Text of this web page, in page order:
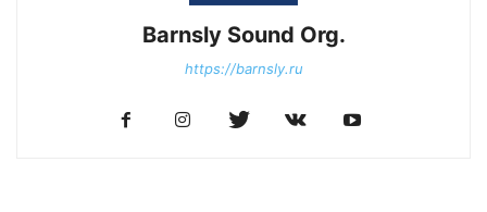
Barnsly Sound Org.
https://barnsly.ru